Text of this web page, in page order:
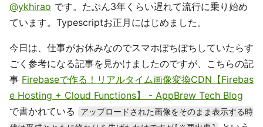
@ykhirao です。たぶん3年くらい遅れて流行に乗り始め
ています。Typescriptお正月にはじめました。
今日は、仕事がお休みなのでスマホぽちぽちしていたらす
ごく参考になる記事を見かけましたのですが、こちらの記
事 Firebaseで作る！リアルタイム画像変換CDN【Firebas
e Hosting + Cloud Functions】 - AppBrew Tech Blog
で書かれている
アップロードされた画像をそのまま表示する時